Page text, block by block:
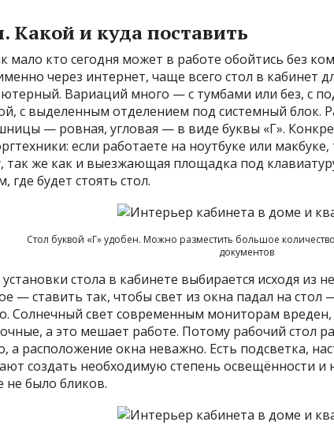
Какой и куда поставить
мало кто сегодня может в работе обойтись без
через интернет, чаще всего стол в кабинет
Вариаций много — с тумбами или без, с
с выделенным отделением под системный блок.
— ровная, угловая — в виде буквы «Г».
если работаете на ноутбуке или
так же как и выезжающая площадка под
где будет стоять стол.
Стол буквой «Г» удобен. Можно разместить большое
документов
стола в кабинете выбирается исходя из
— ставить так, чтобы свет из окна падал на стол
Солнечный свет современным мониторам вреден,
а это мешает работе. Потому рабочий стол
а расположение окна неважно. Есть подсветка,
создать необходимую степень освещённости и
не было бликов.